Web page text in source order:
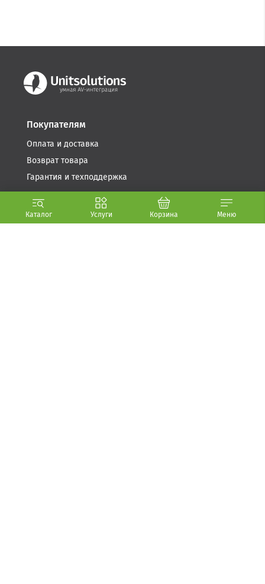
Услуги
Каталог Корзина Меню
Покупателям
Оплата и доставка
Возврат товара
Гарантия и техподдержка
Компания